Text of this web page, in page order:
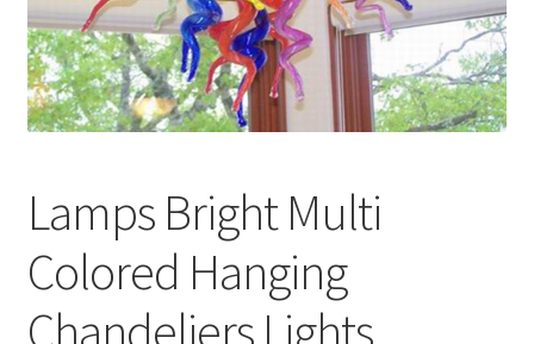
Lamps Bright Multi
Colored Hanging
Chandeliers Lights